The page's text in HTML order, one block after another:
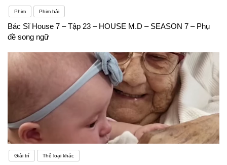
Phim Phim hài
Bác Sĩ House 7 – Tập 23 – HOUSE M.D – SEASON 7 – Phụ
đề song ngữ
Giải trí Thể loại khác